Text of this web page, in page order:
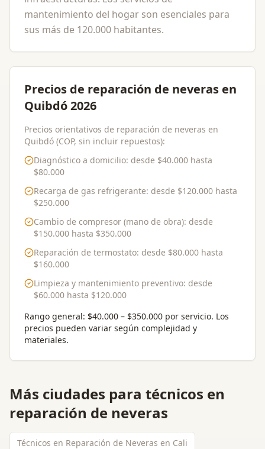
mantenimiento del hogar son esenciales para
sus más de 120.000 habitantes.
Precios de reparación de neveras en
Quibdó 2026
Precios orientativos de reparación de neveras en
Quibdó (COP, sin incluir repuestos):
Diagnóstico a domicilio: desde $40.000 hasta
$80.000
Recarga de gas refrigerante: desde $120.000 hasta
$250.000
Cambio de compresor (mano de obra): desde
$150.000 hasta $350.000
Reparación de termostato: desde $80.000 hasta
$160.000
Limpieza y mantenimiento preventivo: desde
$60.000 hasta $120.000
Rango general: $40.000 – $350.000 por servicio. Los
precios pueden variar según complejidad y
materiales.
Más ciudades para técnicos en
reparación de neveras
Técnicos en Reparación de Neveras en Cali